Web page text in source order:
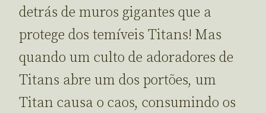
detrás de muros gigantes que a
protege dos temíveis Titans! Mas
quando um culto de adoradores de
Titans abre um dos portões, um
Titan causa o caos, consumindo os